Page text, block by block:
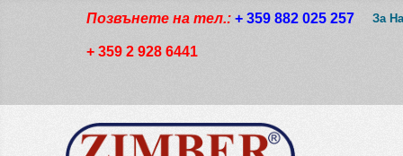
Позвънете на тел.: + 359 882 025 257
+ 359 2 928 6441
За